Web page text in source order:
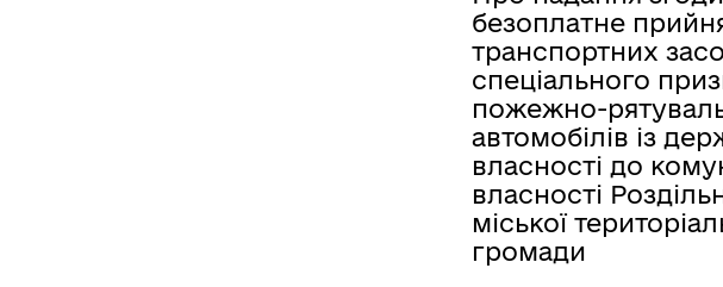
ветеранам та їхнім родинам
безоплатне
транспортних
спеціального
пожежно-
автомобілів із
власності до
власності
міської
громади